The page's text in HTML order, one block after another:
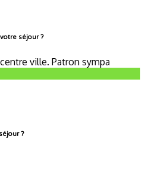
séjour ?
ville. Patron sympa
?